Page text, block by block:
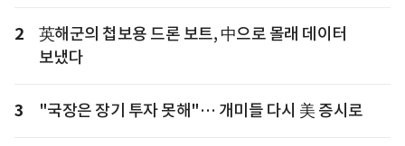
2
英해군의 첩보용 드론 보트, 中으로 몰래 데이터
보냈다
3 "국장은 장기 투자 못해"… 개미들 다시 美 증시로